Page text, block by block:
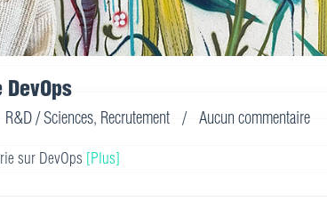
R&D / Sciences, Recrutement / Aucun commentaire
sur DevOps [Plus]